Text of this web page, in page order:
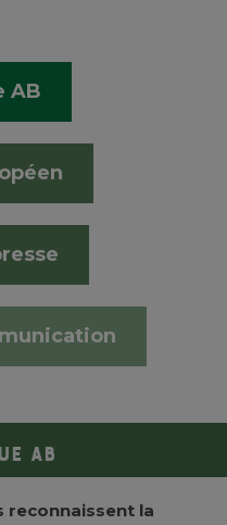
AB
AB
reconnaissent la